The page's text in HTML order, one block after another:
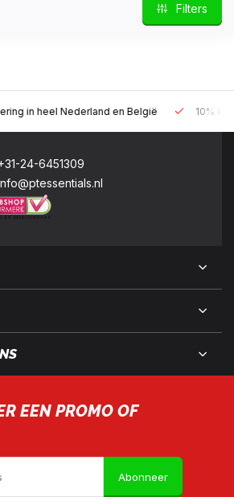
Filters
en België 10% korting met
24-6451309
EEN PROMO OF
Abonneer